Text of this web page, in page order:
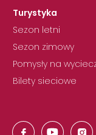
Turystyka
Sezon letni
Sezon zimowy
Pomysły na
Bilety sieciowe